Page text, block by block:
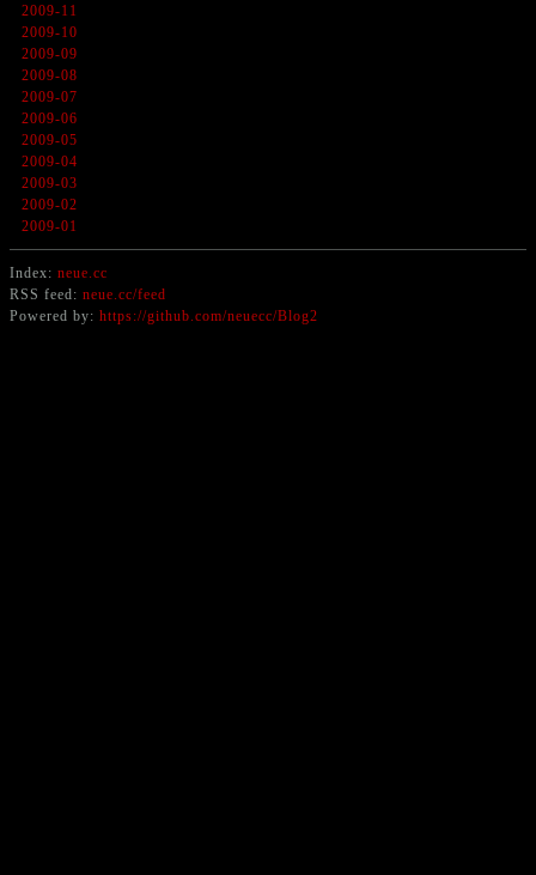
2009-11
2009-10
2009-09
2009-08
2009-07
2009-06
2009-05
2009-04
2009-03
2009-02
2009-01
Index: neue.cc
RSS feed: neue.cc/feed
Powered by: https://github.com/neuecc/Blog2